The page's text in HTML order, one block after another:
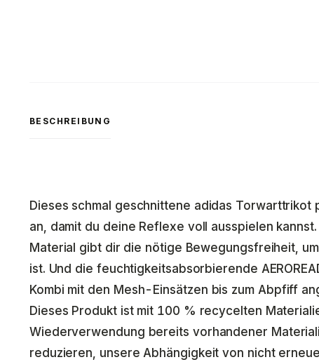
BESCHREIBUNG
Dieses schmal geschnittene adidas Torwarttrikot
an, damit du deine Reflexe voll ausspielen
Material gibt dir die nötige Bewegungsfreiheit,
ist. Und die feuchtigkeitsabsorbierende
Kombi mit den Mesh-Einsätzen bis zum Abpfiff
Dieses Produkt ist mit 100 % recycelten
Wiederverwendung bereits vorhandener
reduzieren, unsere Abhängigkeit von nicht